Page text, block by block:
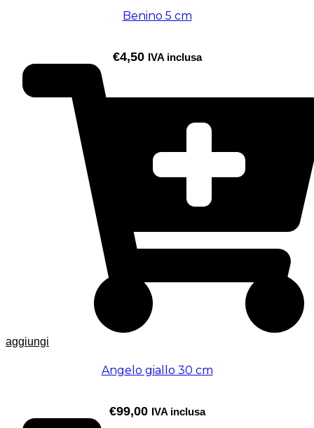
Benino 5 cm
€4,50 IVA inclusa
aggiungi
Angelo giallo 30 cm
€99,00 IVA inclusa